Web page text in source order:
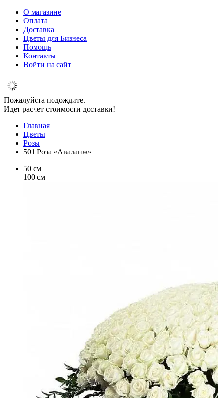
О магазине
Оплата
Доставка
Цветы для Бизнеса
Помощь
Контакты
Войти на сайт
Пожалуйста подождите.
Идет расчет стоимости доставки!
Главная
Цветы
Розы
501 Роза «Аваланж»
50 см
100 см